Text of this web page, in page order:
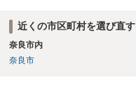
近くの市区町村を選び直す
奈良市内
奈良市